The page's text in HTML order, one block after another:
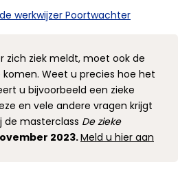
werkwijzer Poortwachter
zich ziek meldt, moet ook de
Weet u precies hoe het
u bijvoorbeeld een zieke
en vele andere vragen krijgt
de masterclass De zieke
2023.Meld u hier aan